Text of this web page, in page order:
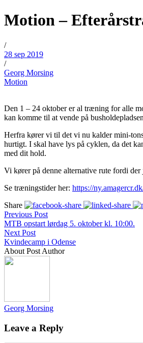
Motion –
/
28 sep 2019
/
Georg Morsing
Motion
Den 1 – 24 oktober er al træning for alle
kan komme til at vende på
Herfra kører vi til det vi nu kalder mini-
hurtigt. I skal have lys på cyklen, da det
med dit hold.
Vi kører på denne alternative rute fordi
Se træningstider her: https://
Share
Previous Post
MTB opstart lørdag 5. oktober kl. 10:00.
Next Post
Kvindecamp i Odense
About Post Author
Georg Morsing
Leave a Reply